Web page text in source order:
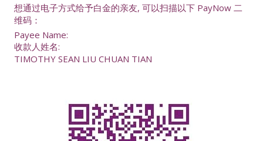
想通过电子方式给予白金的亲友, 可以扫描以下 PayNow 二
维码：
Payee Name:
收款人姓名:
TIMOTHY SEAN LIU CHUAN TIAN